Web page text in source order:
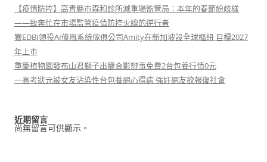
【疫情防控】高青縣市森和診所減重場監管局：本年的春節紛歧樣
——致奔忙在市場監管疫情防控火線的逆行者
獲EDBI領投AI億嵐系統傢俱公司Amity在新加坡設全球樞紐 目標2027
年上市
重慶植物園發布山君獅子出籠合影辦事免費2台包養行情0元
一高考狀元被女友沾染性台包養網心得病 強奸網友欲報復社會
近期留言
尚無留言可供顯示。